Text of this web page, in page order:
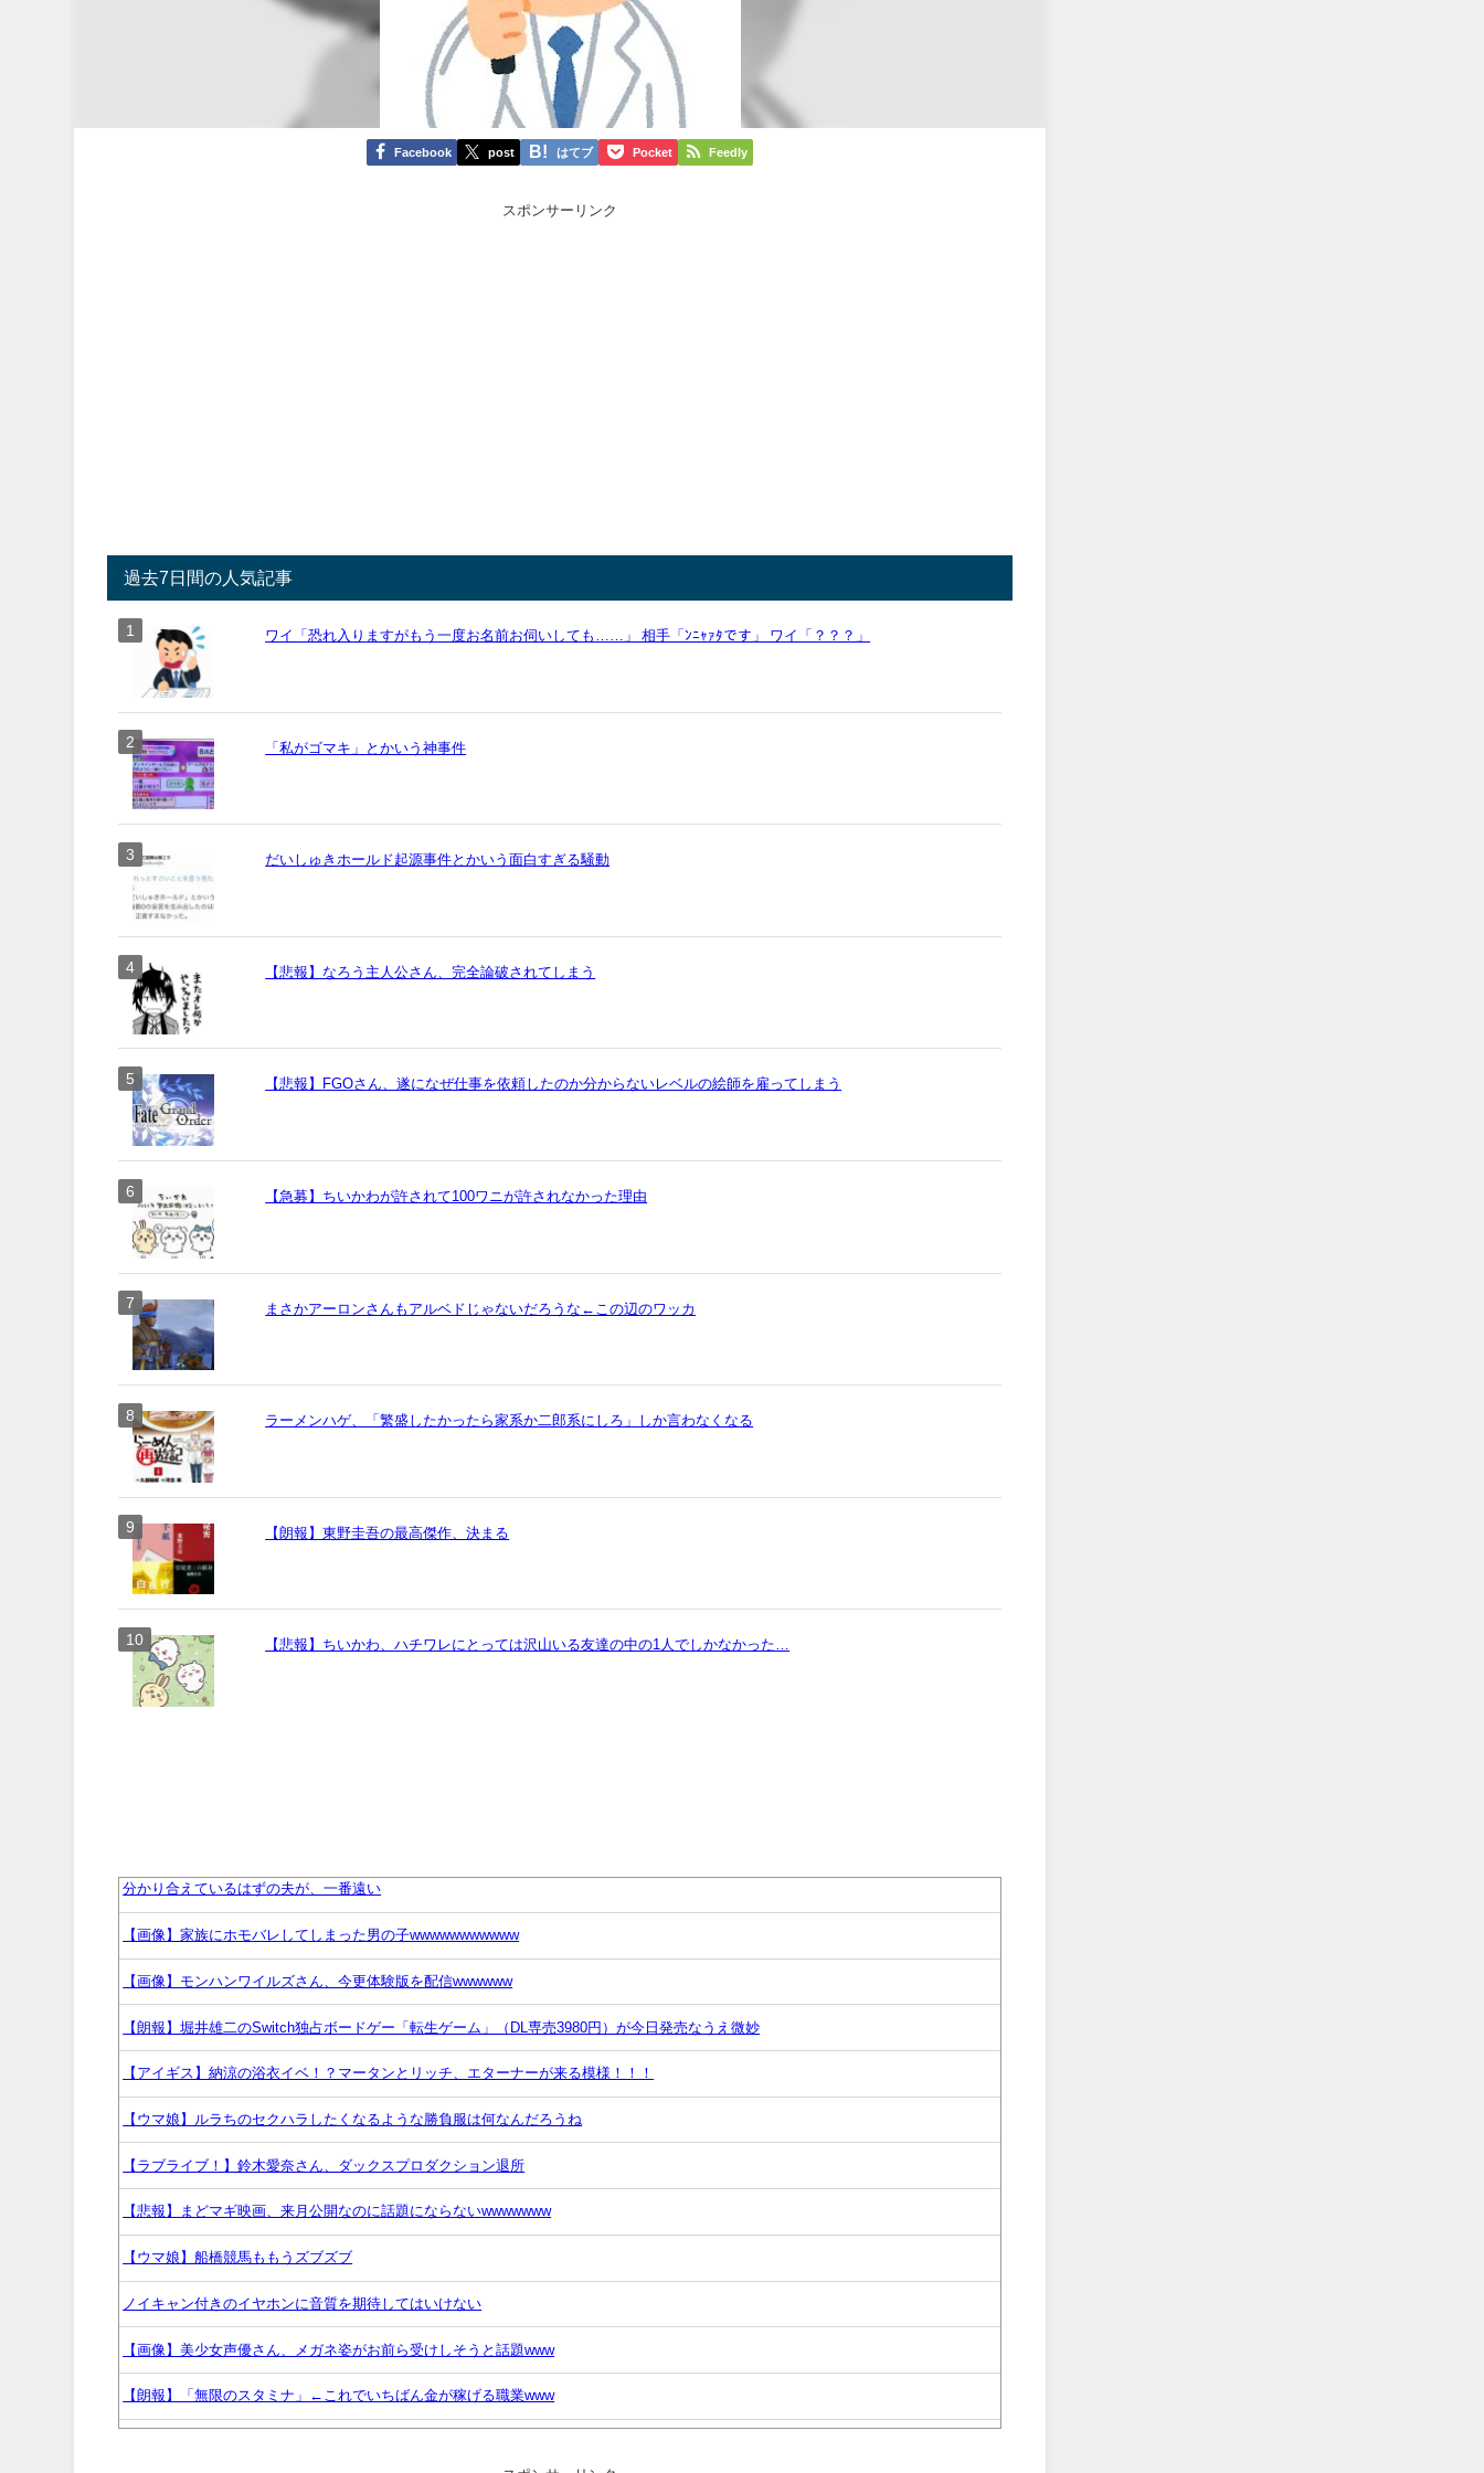
Facebook post はてブ Pocket Feedly
スポンサーリンク
過去7日間の人気記事
ワイ「恐れ入りますがもう一度お名前お伺いしても……」 相手「ﾝﾆｬｧﾀです」 ワイ「？？？」
「私がゴマキ」とかいう神事件
だいしゅきホールド起源事件とかいう面白すぎる騒動
【悲報】なろう主人公さん、完全論破されてしまう
【悲報】FGOさん、遂になぜ仕事を依頼したのか分からないレベルの絵師を雇ってしまう
【急募】ちいかわが許されて100ワニが許されなかった理由
まさかアーロンさんもアルベドじゃないだろうな←この辺のワッカ
ラーメンハゲ、「繁盛したかったら家系か二郎系にしろ」しか言わなくなる
【朗報】東野圭吾の最高傑作、決まる
【悲報】ちいかわ、ハチワレにとっては沢山いる友達の中の1人でしかなかった…
分かり合えているはずの夫が、一番遠い
【画像】家族にホモバレしてしまった男の子wwwwwwwwwww
【画像】モンハンワイルズさん、今更体験版を配信wwwwww
【朗報】堀井雄二のSwitch独占ボードゲー「転生ゲーム」（DL専売3980円）が今日発売なうえ微妙
【アイギス】納涼の浴衣イベ！？マータンとリッチ、エターナーが来る模様！！！
【ウマ娘】ルラちのセクハラしたくなるような勝負服は何なんだろうね
【ラブライブ！】鈴木愛奈さん、ダックスプロダクション退所
【悲報】まどマギ映画、来月公開なのに話題にならないwwwwwww
【ウマ娘】船橋競馬ももうズブズブ
ノイキャン付きのイヤホンに音質を期待してはいけない
【画像】美少女声優さん、メガネ姿がお前ら受けしそうと話題www
【朗報】「無限のスタミナ」←これでいちばん金が稼げる職業www